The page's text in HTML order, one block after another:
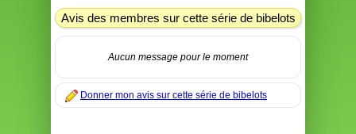
Avis des membres sur cette série de bibelots
Aucun message pour le moment
Donner mon avis sur cette série de bibelots